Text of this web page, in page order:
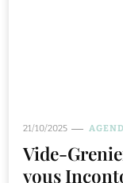
21/10/2025
Vide-
vous